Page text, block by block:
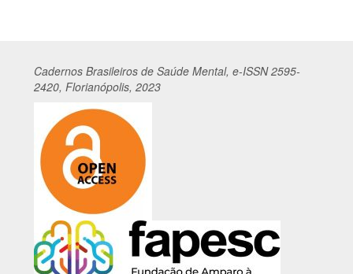
Cadernos Brasileiros de Saúde Mental, e-ISSN 2595-
2420, Florianópolis, 2023